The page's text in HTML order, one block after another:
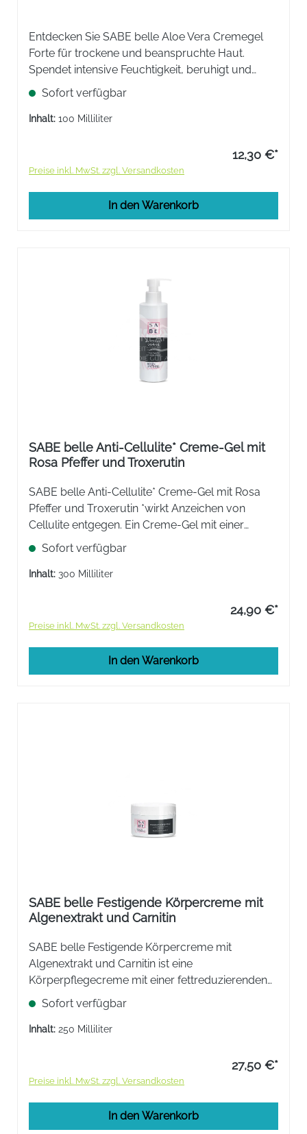
Entdecken Sie SABE belle Aloe Vera Cremegel
Forte für trockene und beanspruchte Haut.
Spendet intensive Feuchtigkeit, beruhigt und
fördert die Regeneration. Die leichte Textur zieht
schnell ein und hinterlässt ein angenehmes
Gefühl.
Sofort verfügbar
Inhalt: 100 Milliliter
12,30 €*
Preise inkl. MwSt. zzgl. Versandkosten
In den Warenkorb
SABE belle Anti-Cellulite* Creme-Gel mit
Rosa Pfeffer und Troxerutin
SABE belle Anti-Cellulite* Creme-Gel mit Rosa
Pfeffer und Troxerutin *wirkt Anzeichen von
Cellulite entgegen. Ein Creme-Gel mit einer
frischen, leichten und schnell einziehenden Textur,
das die Entschlackung und die Entwässerung
fördert.
Sofort verfügbar
Inhalt: 300 Milliliter
24,90 €*
Preise inkl. MwSt. zzgl. Versandkosten
In den Warenkorb
SABE belle Festigende Körpercreme mit
Algenextrakt und Carnitin
SABE belle Festigende Körpercreme mit
Algenextrakt und Carnitin ist eine
Körperpflegecreme mit einer fettreduzierenden
Wirkung. Modelliert und verfeinert die Silhouette.
Mit Rotalgenextrakt, Carnitin und Koffein.
Sofort verfügbar
Inhalt: 250 Milliliter
27,50 €*
Preise inkl. MwSt. zzgl. Versandkosten
In den Warenkorb